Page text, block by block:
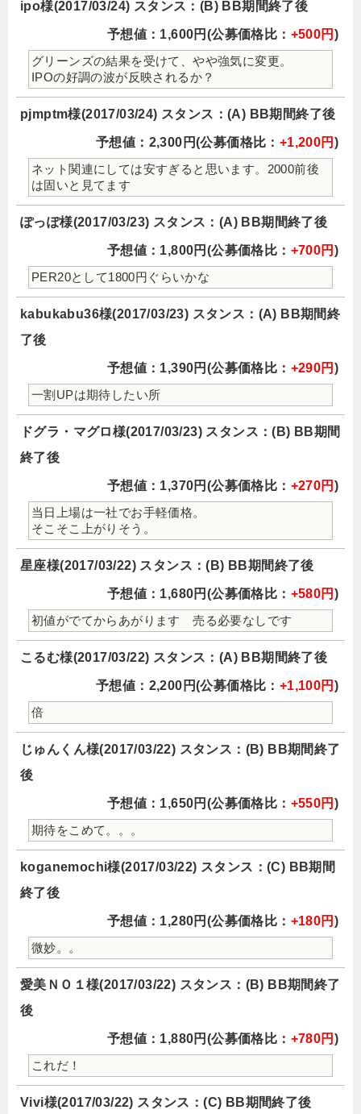
ipo様(2017/03/24) スタンス：(B) BB期間終了後
予想値：1,600円(公募価格比： +500円 )
グリーンズの結果を受けて、やや強気に変更。
IPOの好調の波が反映されるか？
pjmptm様(2017/03/24) スタンス：(A) BB期間終了後
予想値：2,300円(公募価格比： +1,200円 )
ネット関連にしては安すぎると思います。2000前後
は固いと見てます
ぽっぽ様(2017/03/23) スタンス：(A) BB期間終了後
予想値：1,800円(公募価格比： +700円 )
PER20として1800円ぐらいかな
kabukabu36様(2017/03/23) スタンス：(A) BB期間終
了後
予想値：1,390円(公募価格比： +290円 )
一割UPは期待したい所
ドグラ・マグロ様(2017/03/23) スタンス：(B) BB期間
終了後
予想値：1,370円(公募価格比： +270円 )
当日上場は一社でお手軽価格。
そこそこ上がりそう。
星座様(2017/03/22) スタンス：(B) BB期間終了後
予想値：1,680円(公募価格比： +580円 )
初値がでてからあがります 売る必要なしです
こるむ様(2017/03/22) スタンス：(A) BB期間終了後
予想値：2,200円(公募価格比： +1,100円 )
倍
じゅんくん様(2017/03/22) スタンス：(B) BB期間終了
後
予想値：1,650円(公募価格比： +550円 )
期待をこめて。。。
koganemochi様(2017/03/22) スタンス：(C) BB期間
終了後
予想値：1,280円(公募価格比： +180円 )
微妙。。
愛美ＮＯ１様(2017/03/22) スタンス：(B) BB期間終了
後
予想値：1,880円(公募価格比： +780円 )
これだ！
Vivi様(2017/03/22) スタンス：(C) BB期間終了後